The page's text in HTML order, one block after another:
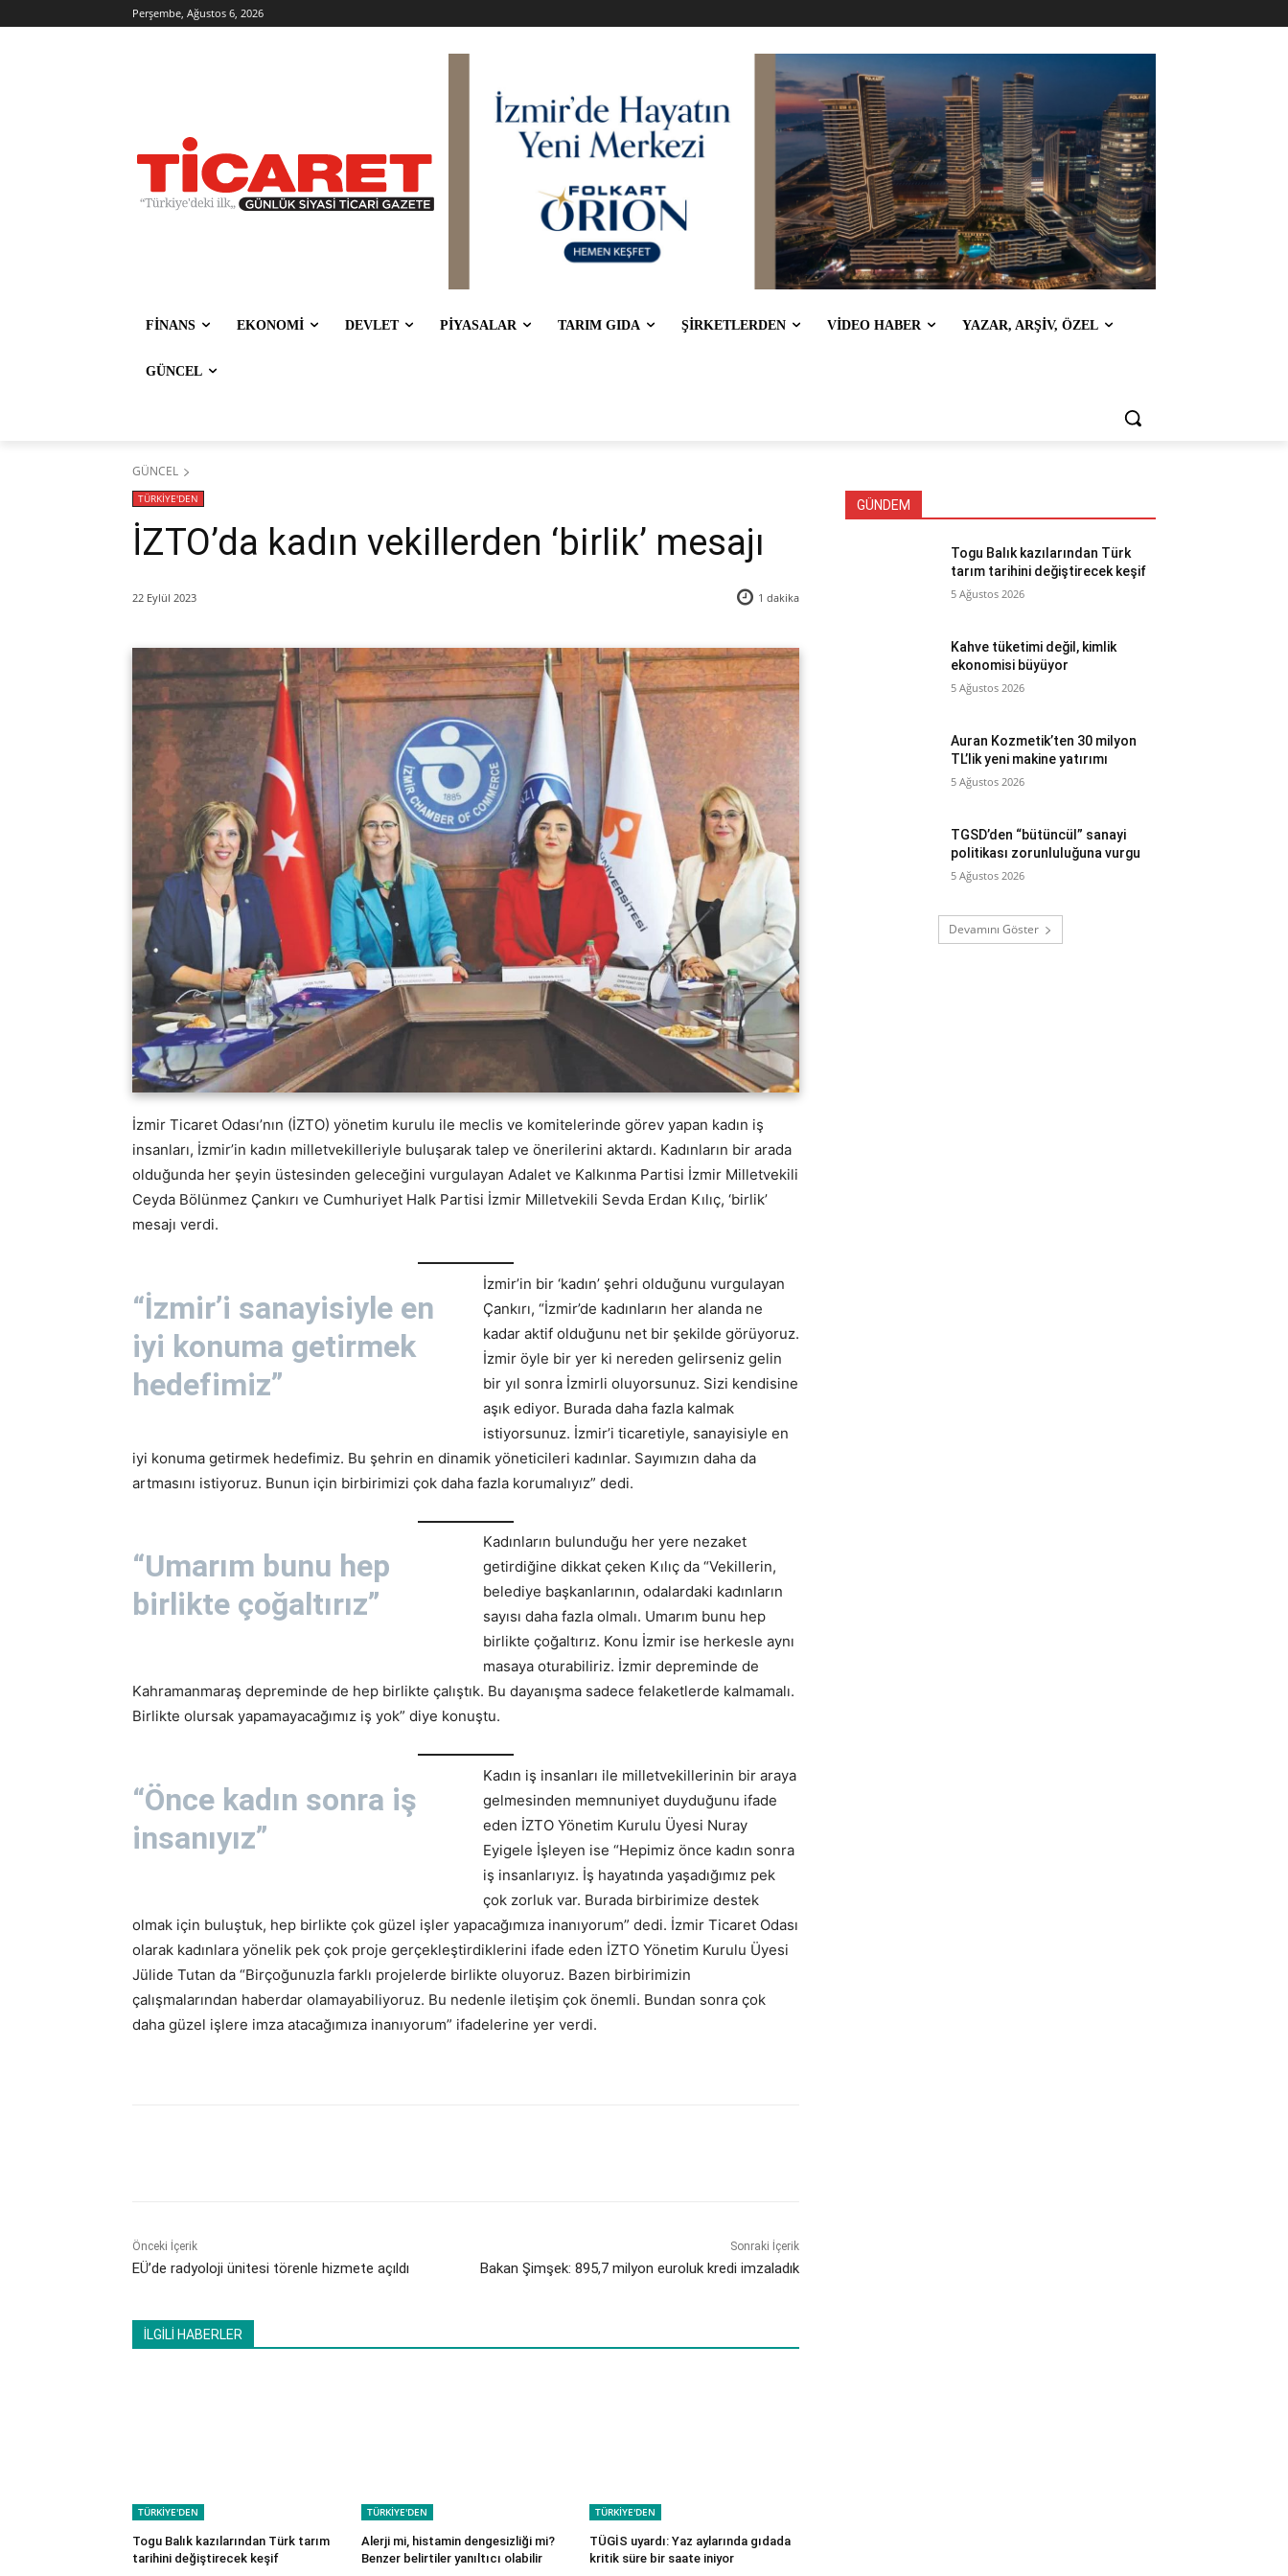
Perşembe, Ağustos 6, 2026
FİNANS EKONOMİ DEVLET PİYASALAR TARIM GIDA ŞİRKETLERDEN VİDEO HABER YAZAR, ARŞİV, ÖZEL
GÜNCEL
GÜNCEL
TÜRKİYE'DEN
İZTO’da kadın vekillerden ‘birlik’ mesajı
22 Eylül 2023 1 dakika
İzmir Ticaret Odası’nın (İZTO) yönetim kurulu ile meclis ve komitelerinde görev yapan kadın iş
insanları, İzmir’in kadın milletvekilleriyle buluşarak talep ve önerilerini aktardı. Kadınların bir arada
olduğunda her şeyin üstesinden geleceğini vurgulayan Adalet ve Kalkınma Partisi İzmir Milletvekili
Ceyda Bölünmez Çankırı ve Cumhuriyet Halk Partisi İzmir Milletvekili Sevda Erdan Kılıç, ‘birlik’
mesajı verdi.
“İzmir’i sanayisiyle en
iyi konuma getirmek
hedefimiz”
İzmir’in bir ‘kadın’ şehri olduğunu vurgulayan
Çankırı, “İzmir’de kadınların her alanda ne
kadar aktif olduğunu net bir şekilde görüyoruz.
İzmir öyle bir yer ki nereden gelirseniz gelin
bir yıl sonra İzmirli oluyorsunuz. Sizi kendisine
aşık ediyor. Burada daha fazla kalmak
istiyorsunuz. İzmir’i ticaretiyle, sanayisiyle en
iyi konuma getirmek hedefimiz. Bu şehrin en dinamik yöneticileri kadınlar. Sayımızın daha da
artmasını istiyoruz. Bunun için birbirimizi çok daha fazla korumalıyız” dedi.
“Umarım bunu hep
birlikte çoğaltırız”
Kadınların bulunduğu her yere nezaket
getirdiğine dikkat çeken Kılıç da “Vekillerin,
belediye başkanlarının, odalardaki kadınların
sayısı daha fazla olmalı. Umarım bunu hep
birlikte çoğaltırız. Konu İzmir ise herkesle aynı
masaya oturabiliriz. İzmir depreminde de
Kahramanmaraş depreminde de hep birlikte çalıştık. Bu dayanışma sadece felaketlerde kalmamalı.
Birlikte olursak yapamayacağımız iş yok” diye konuştu.
“Önce kadın sonra iş
insanıyız”
Kadın iş insanları ile milletvekillerinin bir araya
gelmesinden memnuniyet duyduğunu ifade
eden İZTO Yönetim Kurulu Üyesi Nuray
Eyigele İşleyen ise “Hepimiz önce kadın sonra
iş insanlarıyız. İş hayatında yaşadığımız pek
çok zorluk var. Burada birbirimize destek
olmak için buluştuk, hep birlikte çok güzel işler yapacağımıza inanıyorum” dedi. İzmir Ticaret Odası
olarak kadınlara yönelik pek çok proje gerçekleştirdiklerini ifade eden İZTO Yönetim Kurulu Üyesi
Jülide Tutan da “Birçoğunuzla farklı projelerde birlikte oluyoruz. Bazen birbirimizin
çalışmalarından haberdar olamayabiliyoruz. Bu nedenle iletişim çok önemli. Bundan sonra çok
daha güzel işlere imza atacağımıza inanıyorum” ifadelerine yer verdi.
Önceki İçerik
EÜ’de radyoloji ünitesi törenle hizmete açıldı
Sonraki İçerik
Bakan Şimşek: 895,7 milyon euroluk kredi imzaladık
İLGİLİ HABERLER
TÜRKİYE'DEN
Togu Balık kazılarından Türk tarım
tarihini değiştirecek keşif
TÜRKİYE'DEN
Alerji mi, histamin dengesizliği mi?
Benzer belirtiler yanıltıcı olabilir
TÜRKİYE'DEN
TÜGİS uyardı: Yaz aylarında gıdada
kritik süre bir saate iniyor
GÜNDEM
Togu Balık kazılarından Türk
tarım tarihini değiştirecek keşif
5 Ağustos 2026
Kahve tüketimi değil, kimlik
ekonomisi büyüyor
5 Ağustos 2026
Auran Kozmetik’ten 30 milyon
TL’lik yeni makine yatırımı
5 Ağustos 2026
TGSD’den “bütüncül” sanayi
politikası zorunluluğuna vurgu
5 Ağustos 2026
Devamını Göster